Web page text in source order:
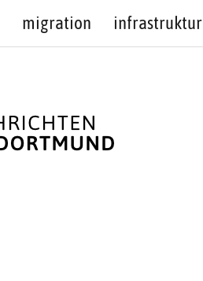
migration infrastruktur